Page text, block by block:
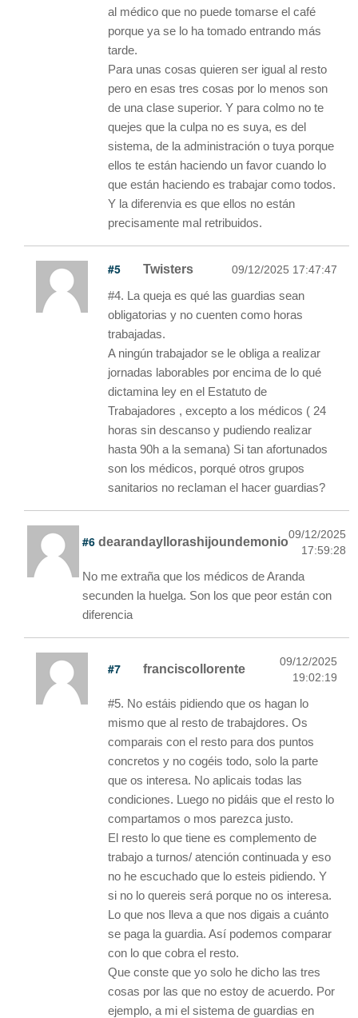
al médico que no puede tomarse el café
porque ya se lo ha tomado entrando más
tarde.
Para unas cosas quieren ser igual al resto
pero en esas tres cosas por lo menos son
de una clase superior. Y para colmo no te
quejes que la culpa no es suya, es del
sistema, de la administración o tuya porque
ellos te están haciendo un favor cuando lo
que están haciendo es trabajar como todos.
Y la diferenvia es que ellos no están
precisamente mal retribuidos.
#5 Twisters 09/12/2025 17:47:47
#4. La queja es qué las guardias sean
obligatorias y no cuenten como horas
trabajadas.
A ningún trabajador se le obliga a realizar
jornadas laborables por encima de lo qué
dictamina ley en el Estatuto de
Trabajadores , excepto a los médicos ( 24
horas sin descanso y pudiendo realizar
hasta 90h a la semana) Si tan afortunados
son los médicos, porqué otros grupos
sanitarios no reclaman el hacer guardias?
#6 dearandayllorashijoundemonio
09/12/2025
17:59:28
No me extraña que los médicos de Aranda
secunden la huelga. Son los que peor están con
diferencia
#7 franciscollorente
09/12/2025
19:02:19
#5. No estáis pidiendo que os hagan lo
mismo que al resto de trabajdores. Os
comparais con el resto para dos puntos
concretos y no cogéis todo, solo la parte
que os interesa. No aplicais todas las
condiciones. Luego no pidáis que el resto lo
compartamos o mos parezca justo.
El resto lo que tiene es complemento de
trabajo a turnos/ atención continuada y eso
no he escuchado que lo esteis pidiendo. Y
si no lo quereis será porque no os interesa.
Lo que nos lleva a que nos digais a cuánto
se paga la guardia. Así podemos comparar
con lo que cobra el resto.
Que conste que yo solo he dicho las tres
cosas por las que no estoy de acuerdo. Por
ejemplo, a mi el sistema de guardias en